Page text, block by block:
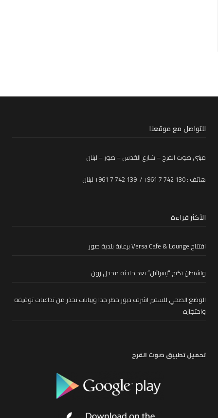
للتواصل مع موقعنا
مبنى صوت الفرح – شارع القدس – صور – لبنان
هاتف : 130 742 7 961+ / 139 742 7 961+ لبنان
الأكثر قراءة
افتتاح Versa Cafe & Lounge برعاية بلدية صور
واشنطن تكبح “إسرائيل” بعد حادثة مجدل زون
الوضع الصحي للسفير اشرف دبور خطر جدا وبيانات تحذر من تداعيات توقيفه
واحتجازه
تحميل تطبيق صوت الفرح